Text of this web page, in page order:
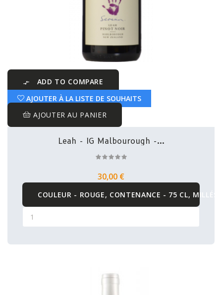

ADD TO COMPARE
AJOUTER À LA LISTE DE SOUHAITS
AJOUTER AU PANIER
Leah - IG Malbourough -...
30,00 €
COULEUR - ROUGE, CONTENANCE - 75 CL,